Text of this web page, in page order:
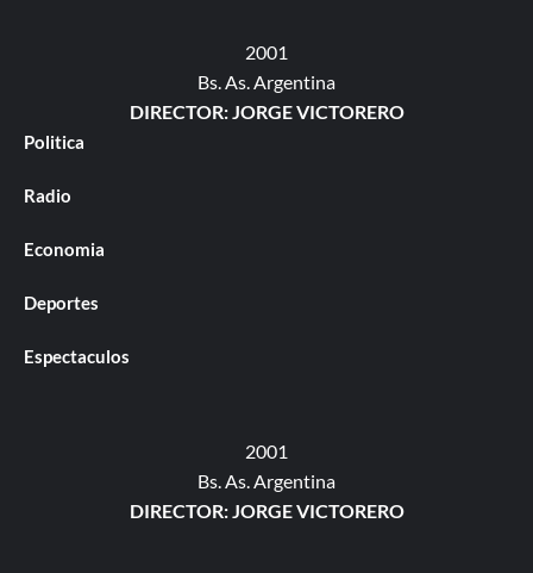
2001
Bs. As. Argentina
DIRECTOR: JORGE VICTORERO
Politica
Radio
Economia
Deportes
Espectaculos
2001
Bs. As. Argentina
DIRECTOR: JORGE VICTORERO